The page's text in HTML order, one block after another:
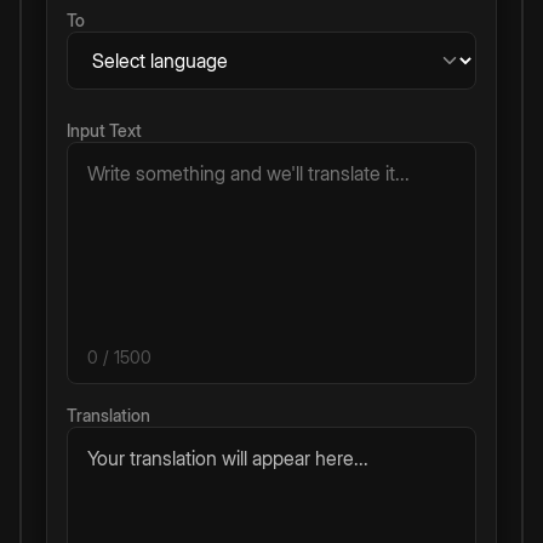
To
Input Text
0 / 1500
Translation
Your translation will appear here...